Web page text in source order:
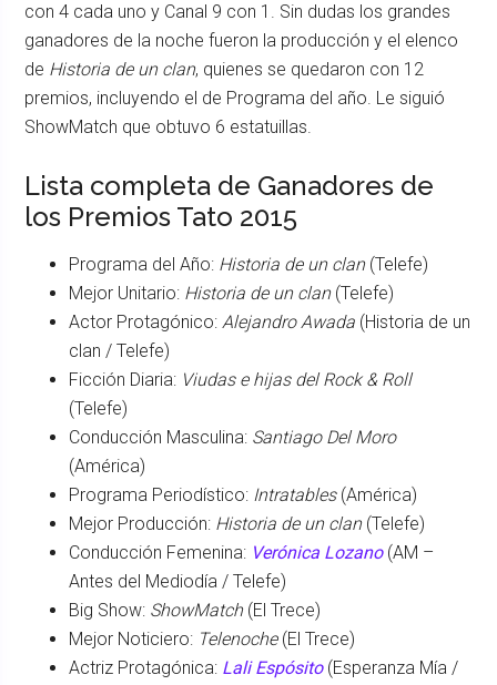
con 4 cada uno y Canal 9 con 1. Sin dudas los grandes
ganadores de la noche fueron la producción y el elenco
de Historia de un clan, quienes se quedaron con 12
premios, incluyendo el de Programa del año. Le siguió
ShowMatch que obtuvo 6 estatuillas.
Lista completa de Ganadores de
los Premios Tato 2015
Programa del Año: Historia de un clan(Telefe)
Mejor Unitario: Historia de un clan(Telefe)
Actor Protagónico:Alejandro Awada (Historia de un
clan / Telefe)
Ficción Diaria: Viudas e hijas del Rock & Roll
(Telefe)
Conducción Masculina: Santiago Del Moro
(América)
Programa Periodístico: Intratables(América)
Mejor Producción: Historia de un clan(Telefe)
Conducción Femenina: Verónica Lozano(AM –
Antes del Mediodía / Telefe)
Big Show: ShowMatch(El Trece)
Mejor Noticiero: Telenoche(El Trece)
Actriz Protagónica: Lali Espósito(Esperanza Mía /